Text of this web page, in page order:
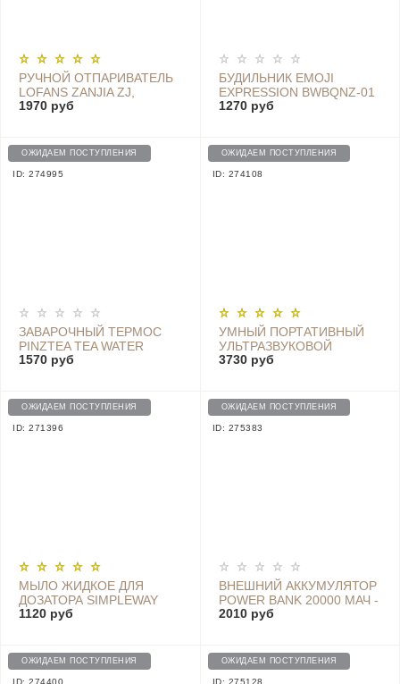
РУЧНОЙ ОТПАРИВАТЕЛЬ
LOFANS ZANJIA ZJ,
БЕЛЫЙ GT-306LW
1970 руб
БУДИЛЬНИК EMOJI
EXPRESSION BWBQNZ-01
БЕЛЫЙ
1270 руб
ОЖИДАЕМ ПОСТУПЛЕНИЯ
ID: 274995
ЗАВАРОЧНЫЙ ТЕРМОС
PINZTEA TEA WATER
SEPARATION CUP, 300 ML -
1570 руб
ОЖИДАЕМ ПОСТУПЛЕНИЯ
ID: 274108
УМНЫЙ ПОРТАТИВНЫЙ
УЛЬТРАЗВУКОВОЙ
СКАЛЕР ДЛЯ ЧИСТКИ
ULTRASONIC DENTAL
SCALE
3730 руб
ОЖИДАЕМ ПОСТУПЛЕНИЯ
ID: 271396
МЫЛО ЖИДКОЕ ДЛЯ
ДОЗАТОРА SIMPLEWAY
AUTOMATIC FOAM SOAP
1120 руб
ОЖИДАЕМ ПОСТУПЛЕНИЯ
ID: 275383
ВНЕШНИЙ АККУМУЛЯТОР
POWER BANK 20000 МАЧ -
PB200LZM WHITE
2010 руб
ОЖИДАЕМ ПОСТУПЛЕНИЯ
ID: 274400
ОЖИДАЕМ ПОСТУПЛЕНИЯ
ID: 275128